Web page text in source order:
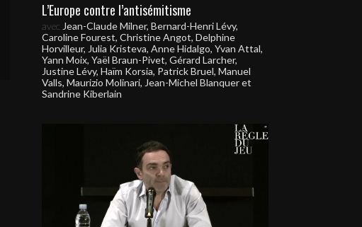
L’Europe contre l’antisémitisme
avec Jean-Claude Milner, Bernard-Henri Lévy,
Caroline Fourest, Christine Angot, Delphine
Horvilleur, Julia Kristeva, Anne Hidalgo, Yvan Attal,
Yann Moix, Yaël Braun-Pivet, Gérard Larcher,
Justine Lévy, Haïm Korsia, Patrick Bruel, Manuel
Valls, Maurizio Molinari, Jean-Michel Blanquer et
Sandrine Kiberlain